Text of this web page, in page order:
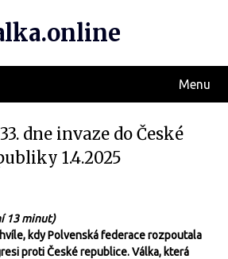
Menu
dne invaze do České
1.4.2025
13 minut)
kdy Polvenská federace rozpoutala
proti České republice. Válka, která